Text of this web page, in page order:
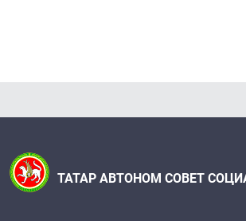
ТАТАР АВТОНОМ СОВЕТ